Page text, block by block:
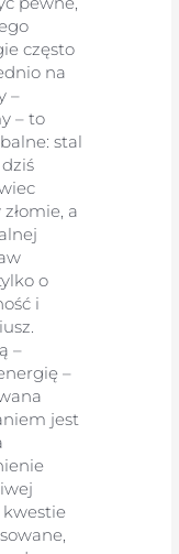
często
na
–
– to
stal
a
o
i
–
–
jest